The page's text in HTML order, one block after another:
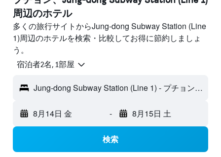
周辺のホテル
多くの旅行サイトからJung-dong Subway Station (Line
1)周辺のホテルを検索・比較してお得に節約しましょ
う。
宿泊者2名, 1​部屋
Jung-dong Subway Station (Line 1) - プチョン, 韓国
8月14日 金 - 8月15日 土
検索